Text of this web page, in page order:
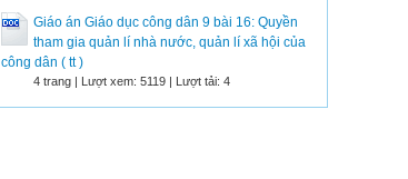
Giáo án Giáo dục công dân 9 bài 16: Quyền
tham gia quản lí nhà nước, quản lí xã hội của
công dân ( tt )
4 trang | Lượt xem: 5119 | Lượt tải: 4